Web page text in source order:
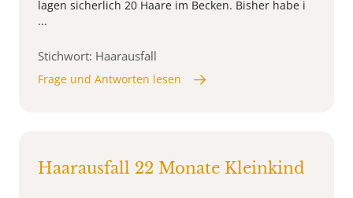
lagen sicherlich 20 Haare im Becken. Bisher habe i
...
Stichwort: Haarausfall
Frage und Antworten lesen
Haarausfall 22 Monate Kleinkind